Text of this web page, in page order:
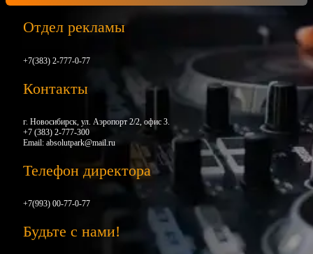
Отдел рекламы
+7(383) 2-777-0-77
Контакты
г. Новосибирск, ул. Аэропорт 2/2, офис 3.
+7 (383) 2-777-300
Email: absolutpark@mail.ru
Телефон директора
+7(993) 00-77-0-77
Будьте с нами!